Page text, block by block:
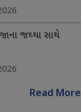
જથ્થા સાથે
Read More